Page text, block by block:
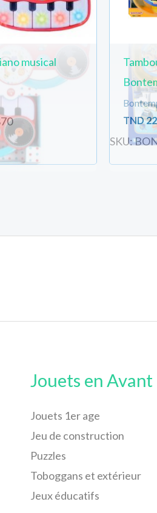
musical
TND
SKU:
Jouets en Avant
Jouets 1er age
Jeu de construction
Puzzles
Toboggans et extérieur
Jeux éducatifs